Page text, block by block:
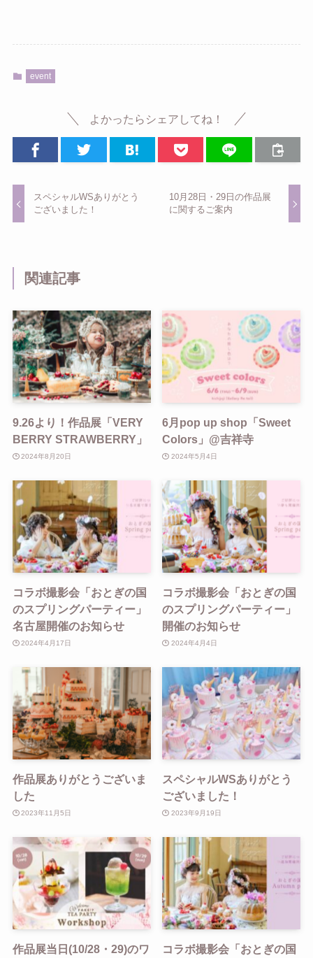
event
よかったらシェアしてね！
スペシャルWSありがとう
ございました！
10月28日・29日の作品展
に関するご案内
関連記事
9.26より！作品展「VERY
BERRY STRAWBERRY」
2024年8月20日
6月pop up shop「Sweet
Colors」@吉祥寺
2024年5月4日
コラボ撮影会「おとぎの国
のスプリングパーティー」
名古屋開催のお知らせ
2024年4月17日
コラボ撮影会「おとぎの国
のスプリングパーティー」
開催のお知らせ
2024年4月4日
作品展ありがとうございま
した
2023年11月5日
スペシャルWSありがとう
ございました！
2023年9月19日
作品展当日(10/28・29)のワ
コラボ撮影会「おとぎの国